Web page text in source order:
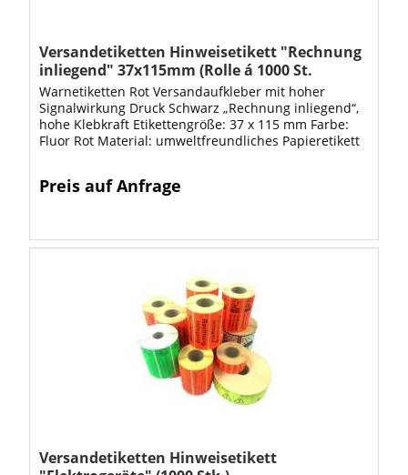
Versandetiketten Hinweisetikett "Rechnung
inliegend" 37x115mm (Rolle á 1000 St.
Etiketten)
Warnetiketten Rot Versandaufkleber mit hoher
Signalwirkung Druck Schwarz „Rechnung inliegend“,
hohe Klebkraft Etikettengröße: 37 x 115 mm Farbe:
Fluor Rot Material: umweltfreundliches Papieretikett
Preis auf Anfrage
Versandetiketten Hinweisetikett